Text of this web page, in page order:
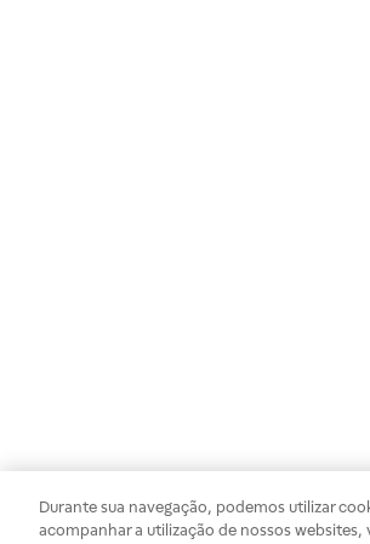
Durante sua navegação, podemos utilizar
acompanhar a utilização de nossos